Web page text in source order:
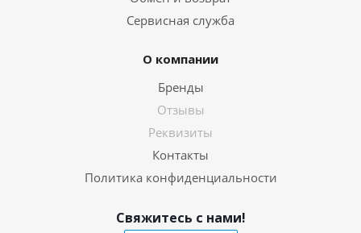
Сервисная служба
О компании
Бренды
Отзывы
Реквизиты
Контакты
Политика конфиденциальности
Свяжитесь с нами!